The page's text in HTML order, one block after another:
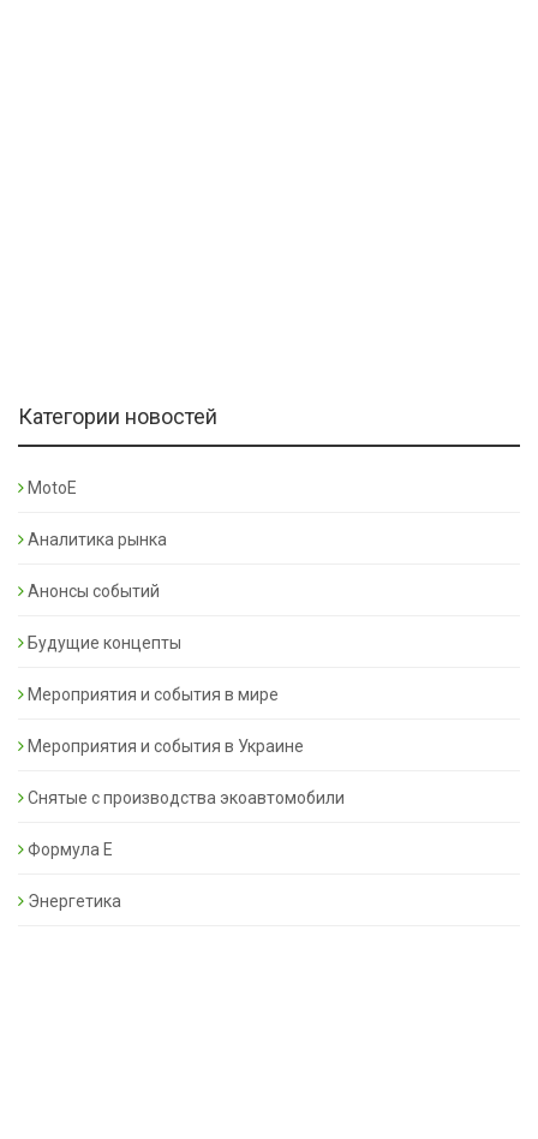
Категории новостей
MotoE
Аналитика рынка
Анонсы событий
Будущие концепты
Мероприятия и события в мире
Мероприятия и события в Украине
Снятые с производства экоавтомобили
Формула Е
Энергетика